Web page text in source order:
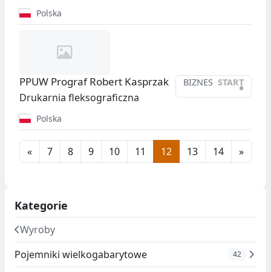
Polska
BIZNES START
•
PPUW Prograf Robert Kasprzak
Drukarnia fleksograficzna
Polska
« 7 8 9 10 11 12 13 14 »
Kategorie
Wyroby
Pojemniki wielkogabarytowe
42